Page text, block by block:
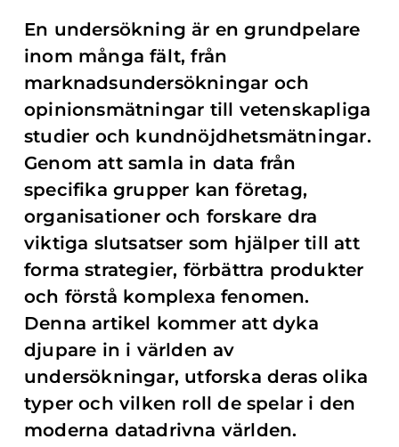
En undersökning är en grundpelare
inom många fält, från
marknadsundersökningar och
opinionsmätningar till vetenskapliga
studier och kundnöjdhetsmätningar.
Genom att samla in data från
specifika grupper kan företag,
organisationer och forskare dra
viktiga slutsatser som hjälper till att
forma strategier, förbättra produkter
och förstå komplexa fenomen.
Denna artikel kommer att dyka
djupare in i världen av
undersökningar, utforska deras olika
typer och vilken roll de spelar i den
moderna datadrivna världen.